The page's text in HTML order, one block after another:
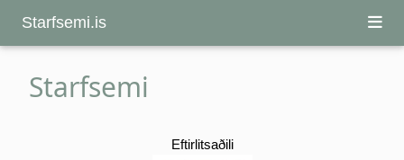
Starfsemi.is
Starfsemi
Eftirlitsaðili